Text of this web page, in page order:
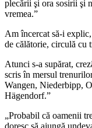
plecării şi ora sosirii şi
vremea.”
Am încercat să-i
de călătorie, circulă cu
Atunci s-a supărat,
scris în mersul
Wangen, Niederbipp,
Hägendorf.”
„Probabil că oamenii